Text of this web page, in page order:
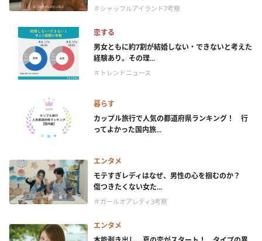
＃シャッフルアイランド7考察
恋する
男女ともに約7割が結婚しない・できないと考えた
経験あり。その理...
＃トレンドニュース
暮らす
カップル旅行で人気の都道府県ランキング！ 行
ってよかった国内旅...
エンタメ
モテすぎレディはなぜ、男性の心を掴むのか？
傷つきたくない女た...
＃ガールオアレディ3考察
エンタメ